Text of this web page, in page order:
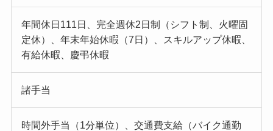
年間休日111日、完全週休2日制（シフト制、火曜固
定休）、年末年始休暇（7日）、スキルアップ休暇、
有給休暇、慶弔休暇
諸手当
時間外手当（1分単位）、交通費支給（バイク通勤